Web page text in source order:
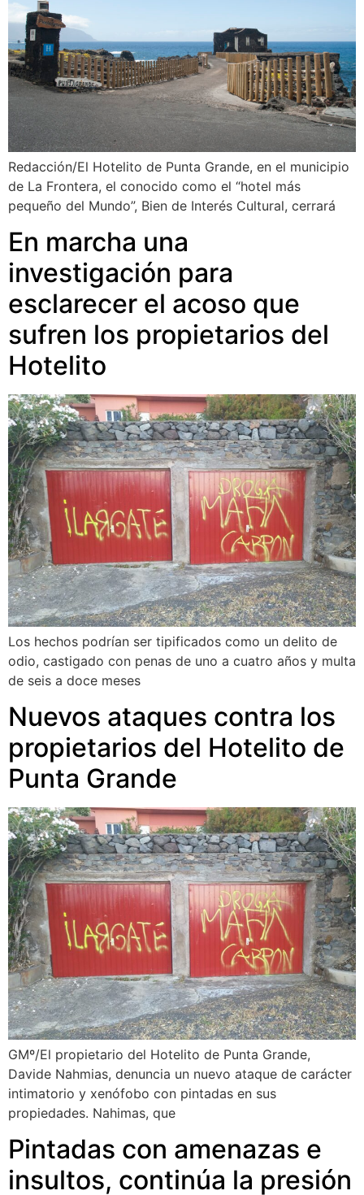
Redacción/El Hotelito de Punta Grande, en el municipio
de La Frontera, el conocido como el “hotel más
pequeño del Mundo”, Bien de Interés Cultural, cerrará
En marcha una
investigación para
esclarecer el acoso que
sufren los propietarios del
Hotelito
Los hechos podrían ser tipificados como un delito de
odio, castigado con penas de uno a cuatro años y multa
de seis a doce meses
Nuevos ataques contra los
propietarios del Hotelito de
Punta Grande
GMº/El propietario del Hotelito de Punta Grande,
Davide Nahmias, denuncia un nuevo ataque de carácter
intimatorio y xenófobo con pintadas en sus
propiedades. Nahimas, que
Pintadas con amenazas e
insultos, continúa la presión